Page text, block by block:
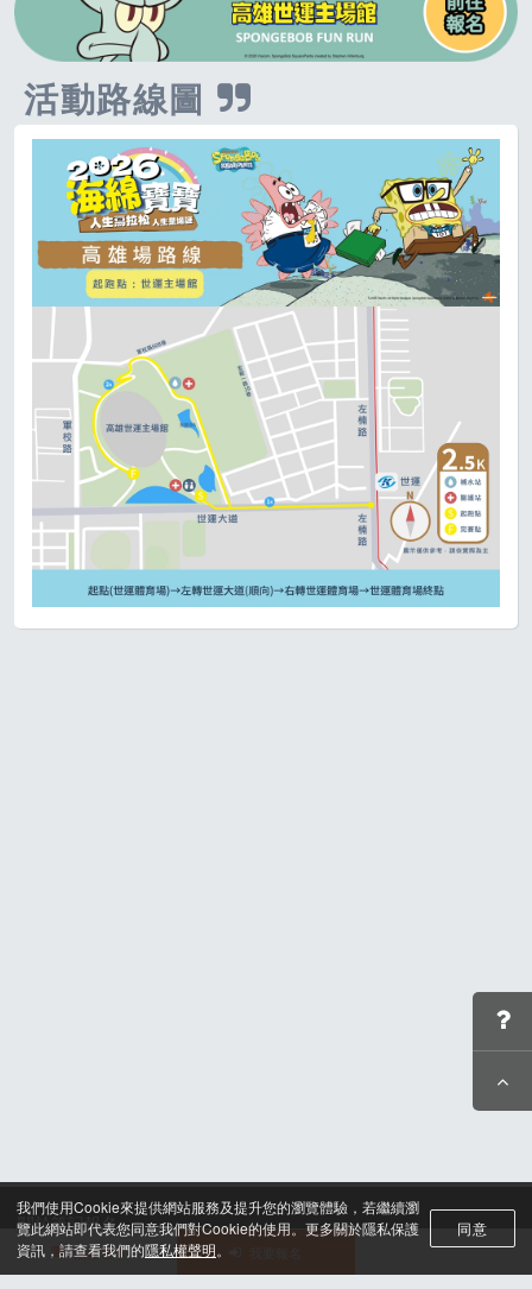
活動路線圖
我們使用Cookie來提供網站服務及提升您的瀏覽體驗，若繼續瀏
覽此網站即代表您同意我們對Cookie的使用。更多關於隱私保護
資訊，請查看我們的隱私權聲明。
同意
活動選單
關於筆記報名
聯絡我們*
合作諮詢